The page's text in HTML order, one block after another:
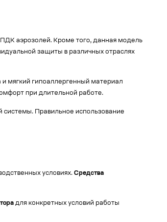
аэрозолей. Кроме того, данная модель
защиты в различных отраслях
мягкий гипоаллергенный материал
при длительной работе.
системы. Правильное использование
условиях. Средства
для конкретных условий работы